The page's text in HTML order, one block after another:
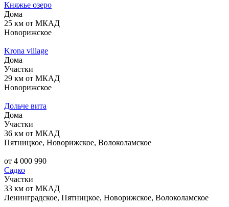
Княжье озеро
Дома
25 км от МКАД
Новорижское
Krona village
Дома
Участки
29 км от МКАД
Новорижское
Дольче вита
Дома
Участки
36 км от МКАД
Пятницкое, Новорижское, Волоколамское
от 4 000 990
Садко
Участки
33 км от МКАД
Ленинградское, Пятницкое, Новорижское, Волоколамское